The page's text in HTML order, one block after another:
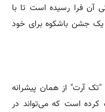
میلادی سالگرد 30 سالگی آن فرا رسیده است تا با
یک جشن باشکوه برای خود
آرت" از همان پیشرانه
کرده است که می‌تواند در